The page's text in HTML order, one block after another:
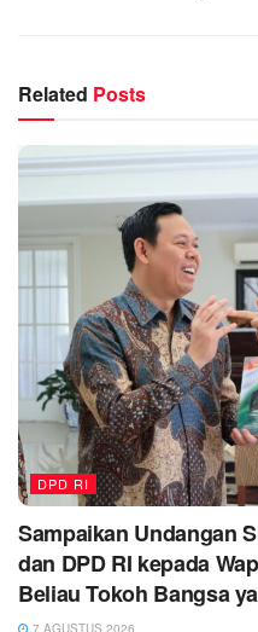
Related Posts
DPD RI
Sampaikan Undangan
dan DPD RI kepada
Beliau Tokoh Bangsa
7 AGUSTUS 2026